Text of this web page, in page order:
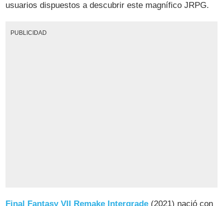
usuarios dispuestos a descubrir este magnífico JRPG.
PUBLICIDAD
Final Fantasy VII Remake Intergrade (2021) nació con